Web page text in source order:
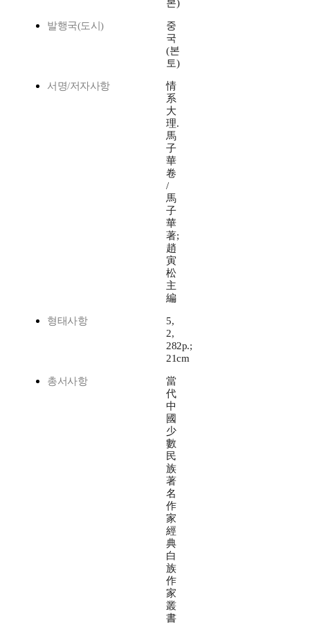
본)
발행국(도시)
중
국
(본
토)
서명/저자사항
情
系
大
理.
馬
子
華
卷
/
馬
子
華
著;
趙
寅
松
主
編
형태사항
5,
2,
282p.;
21cm
총서사항
當
代
中
國
少
數
民
族
著
名
作
家
經
典
白
族
作
家
叢
書